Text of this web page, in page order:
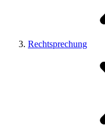
Rechtsprechung